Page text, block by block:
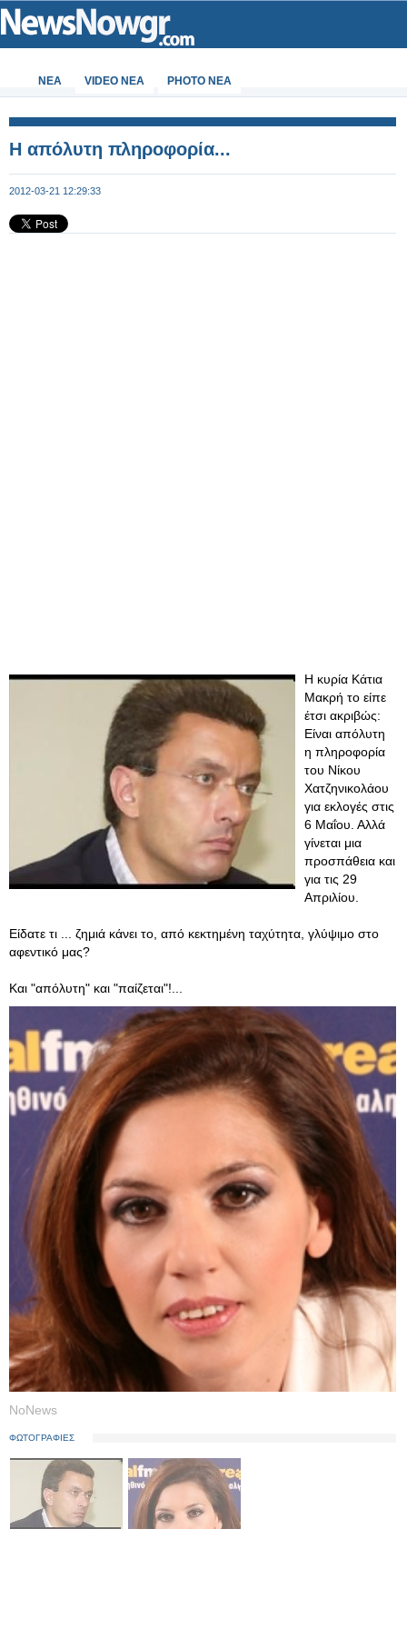
ΝΕΑ VIDEO NEA PHOTO NEA
Η απόλυτη πληροφορία...
2012-03-21 12:29:33
Η κυρία Κάτια
Μακρή το είπε
έτσι ακριβώς:
Είναι απόλυτη
η πληροφορία
του Νίκου
Χατζηνικολάου
για εκλογές στις
6 Μαΐου. Αλλά
γίνεται μια
προσπάθεια και
για τις 29
Απριλίου.
Είδατε τι ... ζημιά κάνει το, από κεκτημένη ταχύτητα, γλύψιμο στο
αφεντικό μας?
Και "απόλυτη" και "παίζεται"!...
NoNews
ΦΩΤΟΓΡΑΦΙΕΣ